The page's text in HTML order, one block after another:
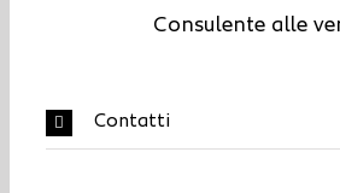
Consulente alle
Contatti